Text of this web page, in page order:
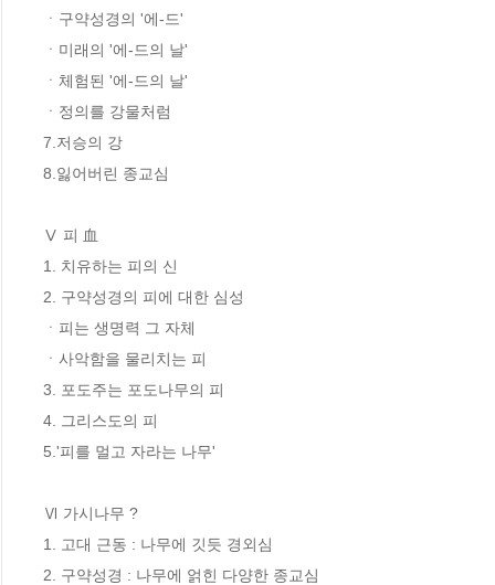
ㆍ구약성경의 '에-드'
ㆍ미래의 '에-드의 날'
ㆍ체험된 '에-드의 날'
ㆍ정의를 강물처럼
7.저승의 강
8.잃어버린 종교심
Ⅴ 피 血
1. 치유하는 피의 신
2. 구약성경의 피에 대한 심성
ㆍ피는 생명력 그 자체
ㆍ사악함을 물리치는 피
3. 포도주는 포도나무의 피
4. 그리스도의 피
5.'피를 멀고 자라는 나무'
Ⅵ 가시나무 ?
1. 고대 근동 : 나무에 깃듯 경외심
2. 구약성경 : 나무에 얽힌 다양한 종교심